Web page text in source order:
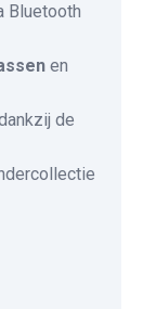
Bluetooth
en
de